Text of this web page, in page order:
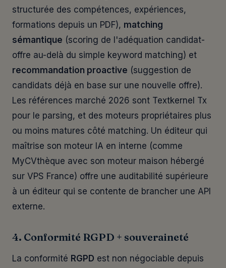
structurée des compétences, expériences,
formations depuis un PDF), matching
sémantique (scoring de l'adéquation candidat-
offre au-delà du simple keyword matching) et
recommandation proactive (suggestion de
candidats déjà en base sur une nouvelle offre).
Les références marché 2026 sont Textkernel Tx
pour le parsing, et des moteurs propriétaires plus
ou moins matures côté matching. Un éditeur qui
maîtrise son moteur IA en interne (comme
MyCVthèque avec son moteur maison hébergé
sur VPS France) offre une auditabilité supérieure
à un éditeur qui se contente de brancher une API
externe.
4. Conformité RGPD + souveraineté
La conformité RGPD est non négociable depuis